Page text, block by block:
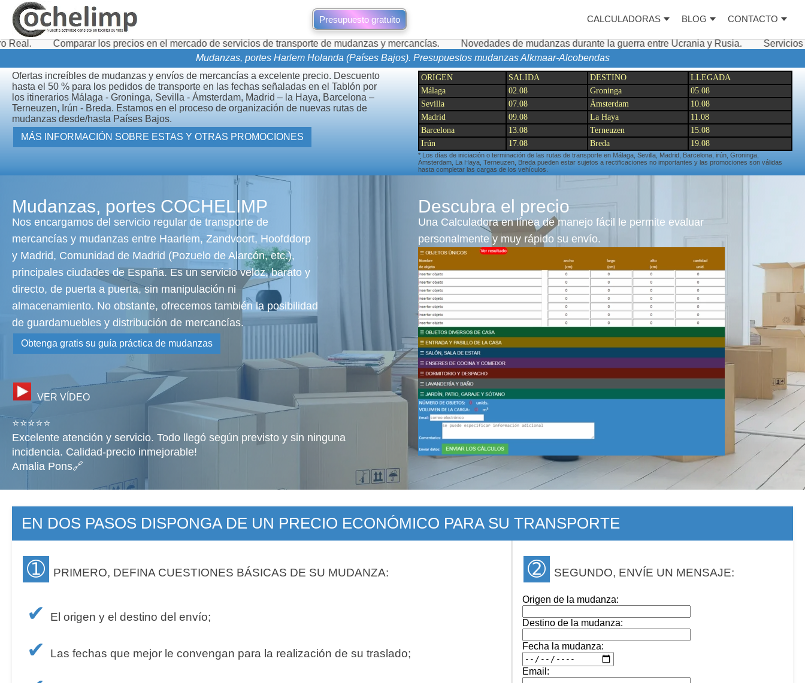
Presupuesto gratuito CALCULADORAS BLOG CONTACTO
los precios en el mercado de servicios de transporte de mudanzas y mercancías. Novedades de mudanzas durante la guerra entre Ucrania y Rusia.
Servicios
Mudanzas, portes Harlem Holanda (Países Bajos). Presupuestos mudanzas Alkmaar-Alcobendas
Ofertas increíbles de mudanzas y envíos de mercancías a excelente precio. Descuento
hasta el 50 % para los pedidos de transporte en las fechas señaladas en el Tablón por
los itinerarios Málaga - Groninga, Sevilla - Ámsterdam, Madrid – la Haya, Barcelona –
Terneuzen, Irún - Breda. Estamos en el proceso de organización de nuevas rutas de
mudanzas desde/hasta Países Bajos.
MÁS INFORMACIÓN SOBRE ESTAS Y OTRAS PROMOCIONES
ORIGEN SALIDA DESTINO
LLEGADA
Málaga
02.08 Groninga
05.08
Sevilla
07.08 Ámsterdam
10.08
Madrid
09.08 La Haya
11.08
Barcelona
13.08 Terneuzen
15.08
Irún
17.08 Breda 19.08
* Los días de iniciación o terminación de las rutas de transporte en Málaga, Sevilla, Madrid, Barcelona, irún, Groninga,
Ámsterdam, La Haya, Terneuzen, Breda pueden estar sujetos a rectificaciones no importantes y las promociones son válidas
hasta completar las cargas de los vehículos.
Mudanzas, portes COCHELIMP
Nos encargamos del servicio regular de transporte de
mercancías y mudanzas entre Haarlem, Zandvoort, Hoofddorp
y Madrid, Comunidad de Madrid (Pozuelo de Alarcón, etc.),
principales ciudades de España. Es un servicio veloz, barato y
directo, de puerta a puerta, sin manipulación ni
almacenamiento. No obstante, ofrecemos también la posibilidad
de guardamuebles y distribución de mercancías.
Obtenga gratis su guía práctica de mudanzas
VER VÍDEO
⭐⭐⭐⭐⭐
Excelente atención y servicio. Todo llegó según previsto y sin ninguna
incidencia. Calidad-precio inmejorable!
Amalia Pons🔗
Descubra el precio
Una Calculadora en línea de manejo fácil le permite evaluar
personalmente y muy rápido su envío.
EN DOS PASOS DISPONGA DE UN PRECIO ECONÓMICO PARA SU TRANSPORTE
➀ PRIMERO, DEFINA CUESTIONES BÁSICAS DE SU MUDANZA: ➁ SEGUNDO, ENVÍE UN MENSAJE:
✔ El origen y el destino del envío;
✔ Las fechas que mejor le convengan para la realización de su traslado;
Origen de la mudanza:
Destino de la mudanza:
Fecha la mudanza:
Email: